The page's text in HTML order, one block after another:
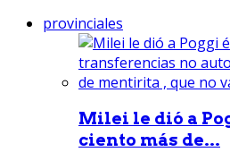
provinciales
Milei le dió a
ciento más de...